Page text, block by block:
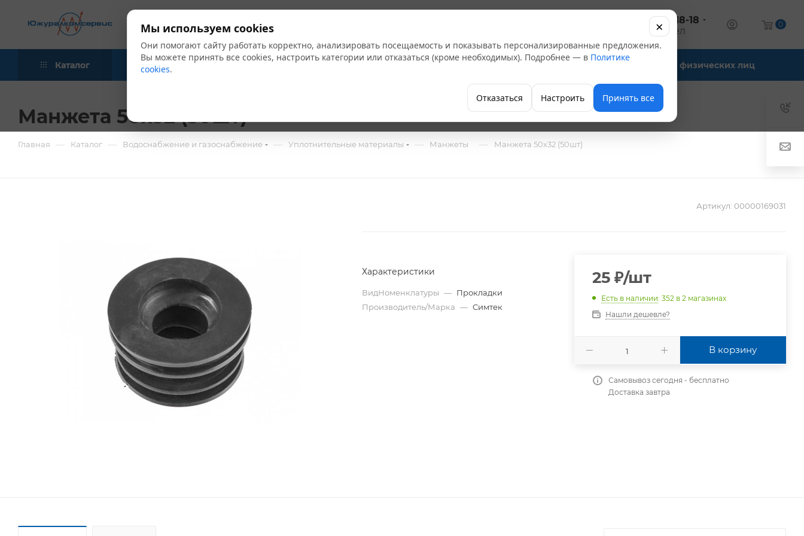
+7 (347) 246-18-18
оптовый отдел
0
Каталог Акции Бренды Компания Офис-склады Для физических лиц
Манжета 50х32 (50шт)
Главная — Каталог — Водоснабжение и газоснабжение — Уплотнительные материалы — Манжеты — Манжета 50х32 (50шт)
Артикул: 00000169031
Характеристики
ВидНоменклатуры — Прокладки
Производитель/Марка — Симтек
25₽/шт
Есть в наличии: 352 в 2 магазинах
Нашли дешевле?
В корзину
Самовывоз сегодня - бесплатно
Доставка завтра
Мы используем cookies
Они помогают сайту работать корректно, анализировать посещаемость и показывать персонализированные предложения.
Вы можете принять все cookies, настроить категории или отказаться (кроме необходимых). Подробнее — в Политике
cookies.
Отказаться Настроить Принять все
×